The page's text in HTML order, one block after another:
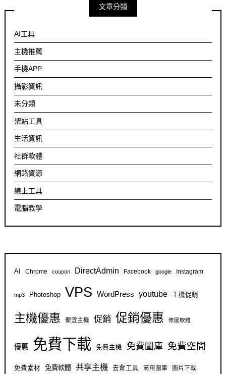
文章分類
AI工具
主機推薦
手機APP
攝影資訊
未分類
架站工具
生活資訊
社群軟體
網路資源
線上工具
電腦教學
AI Chrome coupon DirectAdmin Facebook google Instagram
mp3 Photoshop VPS WordPress youtube 主機促銷
主機優惠 便宜主機 促銷 促銷優惠 修圖軟體
優惠 免費下載 免費主機 免費圖庫 免費空間
免費素材 免費軟體 共享主機 去背工具 商用圖庫 圖片下載